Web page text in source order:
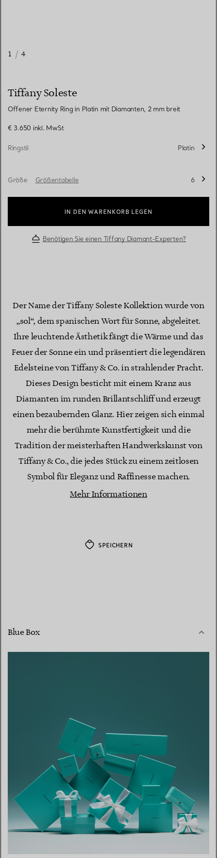
1 / 4
Tiffany Soleste
Offener Eternity Ring in Platin mit Diamanten, 2 mm breit
€ 3.650 inkl. MwSt
Ringstil Platin
Größe Größentabelle 6
IN DEN WARENKORB LEGEN
Benötigen Sie einen Tiffany Diamant-Experten?
Der Name der Tiffany Soleste Kollektion wurde von
„sol“, dem spanischen Wort für Sonne, abgeleitet.
Ihre leuchtende Ästhetik fängt die Wärme und das
Feuer der Sonne ein und präsentiert die legendären
Edelsteine von Tiffany & Co. in strahlender Pracht.
Dieses Design besticht mit einem Kranz aus
Diamanten im runden Brillantschliff und erzeugt
einen bezaubernden Glanz. Hier zeigen sich einmal
mehr die berühmte Kunstfertigkeit und die
Tradition der meisterhaften Handwerkskunst von
Tiffany & Co., die jedes Stück zu einem zeitlosen
Symbol für Eleganz und Raffinesse machen.
Mehr Informationen
SPEICHERN
Blue Box